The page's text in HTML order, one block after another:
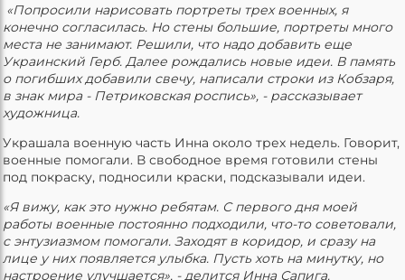
«Попросили нарисовать портреты трех военных, я
конечно согласилась. Но стены большие, портреты много
места не занимают. Решили, что надо добавить еще
Украинский Герб. Далее рождались новые идеи. В память
о погибших добавили свечу, написали строки из Кобзаря,
в знак мира - Петриковская роспись», - рассказывает
художница.
Украшала военную часть Инна около трех недель. Говорит,
военные помогали. В свободное время готовили стены
под покраску, подносили краски, подсказывали идеи.
«Я вижу, как это нужно ребятам. С первого дня моей
работы военные постоянно подходили, что-то советовали,
с энтузиазмом помогали. Заходят в коридор, и сразу на
лице у них появляется улыбка. Пусть хоть на минутку, но
настроение улучшается», - делится Инна Сапига.